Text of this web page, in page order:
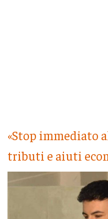
«Stop immediato
tributi e aiuti